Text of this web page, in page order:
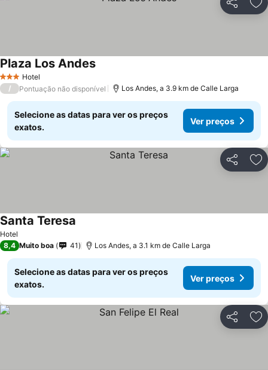
Partilhar
3 EstrelasHotel
Plaza Los Andes
/ Pontuação não disponível Los Andes, a 3.9 km de Calle Larga
Selecione as datas para ver os preços
exatos.
Ver preços
Partilhar
Hotel
Santa Teresa
8,4 Muito boa 41 Los Andes, a 3.1 km de Calle Larga
Selecione as datas para ver os preços
exatos.
Ver preços
Partilhar